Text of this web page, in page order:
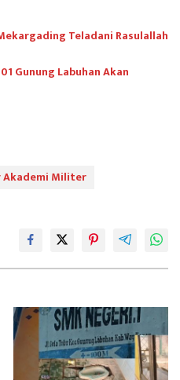
Teladani Rasulallah
Gunung Labuhan Akan
Akademi Militer